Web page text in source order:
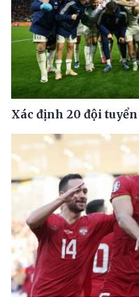
Xác định 20 đội tuyển